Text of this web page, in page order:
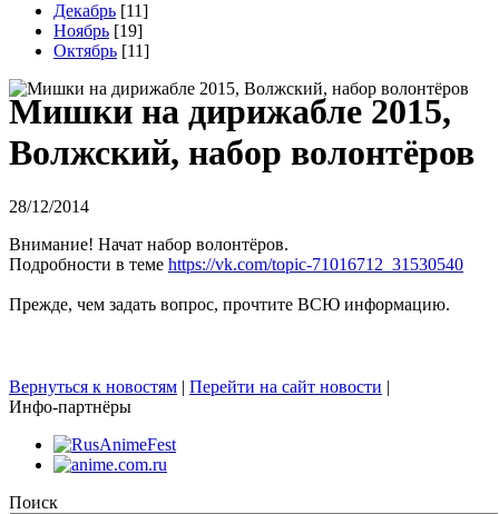
Декабрь [11]
Ноябрь [19]
Октябрь [11]
Мишки на дирижабле 2015,
Волжский, набор волонтёров
28/12/2014
Внимание! Начат набор волонтёров.
Подробности в теме https://vk.com/topic-71016712_31530540
Прежде, чем задать вопрос, прочтите ВСЮ информацию.
Вернуться к новостям | Перейти на сайт новости |
Инфо-партнёры
Поиск